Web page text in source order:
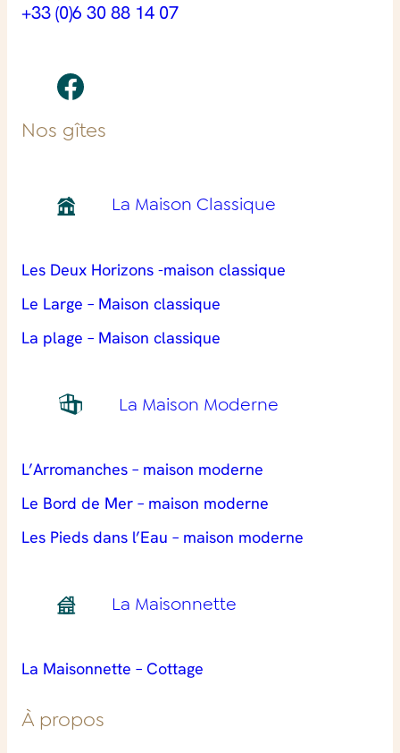
+33 (0)6 30 88 14 07
Nos gîtes
La Maison Classique
Les Deux Horizons -maison classique
Le Large – Maison classique
La plage – Maison classique
La Maison Moderne
L’Arromanches – maison moderne
Le Bord de Mer – maison moderne
Les Pieds dans l’Eau – maison moderne
La Maisonnette
La Maisonnette – Cottage
À propos